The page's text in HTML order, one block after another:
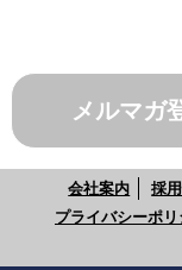
メルマガ
会社案内 採
プライバシーポ